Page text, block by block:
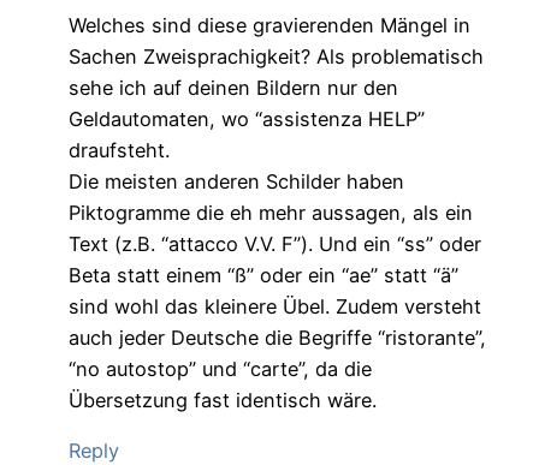
Welches sind diese gravierenden Mängel in
Sachen Zweisprachigkeit? Als problematisch
sehe ich auf deinen Bildern nur den
Geldautomaten, wo “assistenza HELP”
draufsteht.
Die meisten anderen Schilder haben
Piktogramme die eh mehr aussagen, als ein
Text (z.B. “attacco V.V. F”). Und ein “ss” oder
Beta statt einem “ß” oder ein “ae” statt “ä”
sind wohl das kleinere Übel. Zudem versteht
auch jeder Deutsche die Begriffe “ristorante”,
“no autostop” und “carte”, da die
Übersetzung fast identisch wäre.
Reply